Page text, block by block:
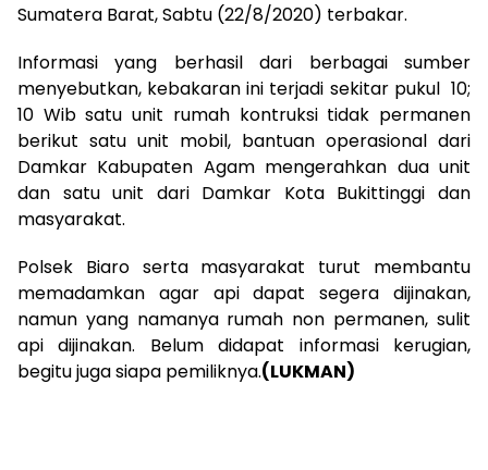
Sumatera Barat, Sabtu (22/8/2020) terbakar.
Informasi yang berhasil dari berbagai sumber
menyebutkan, kebakaran ini terjadi sekitar pukul 10;
10 Wib satu unit rumah kontruksi tidak permanen
berikut satu unit mobil, bantuan operasional dari
Damkar Kabupaten Agam mengerahkan dua unit
dan satu unit dari Damkar Kota Bukittinggi dan
masyarakat.
Polsek Biaro serta masyarakat turut membantu
memadamkan agar api dapat segera dijinakan,
namun yang namanya rumah non permanen, sulit
api dijinakan. Belum didapat informasi kerugian,
begitu juga siapa pemiliknya.(LUKMAN)